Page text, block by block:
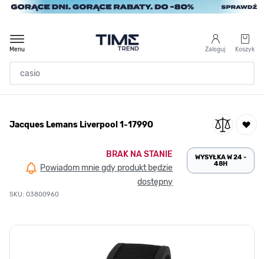
Przejdź do treści
Zaloguj Koszyk
Menu
/ Jacques Lemans Liverpool 1-1799O
Jacques Lemans Liverpool 1-1799O
BRAK NA STANIE
Powiadom mnie gdy produkt będzie
dostępny
SKU: 03800960
WYSYŁKA W 24 -
48H